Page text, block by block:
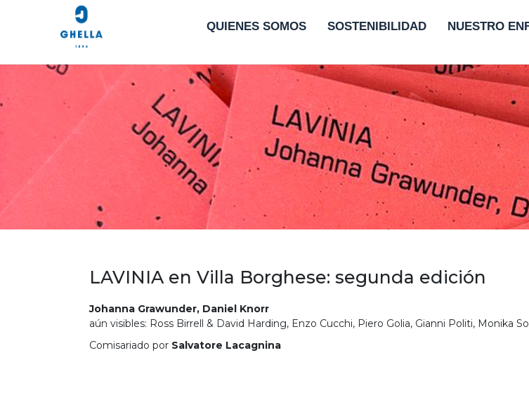
QUIENES SOMOS SOSTENIBILIDAD NUESTRO
LAVINIA en Villa Borghese: segunda edición
Johanna Grawunder, Daniel Knorr
aún visibles: Ross Birrell & David Harding, Enzo Cucchi, Piero Golia, Gianni Politi, Monika
Comisariado por Salvatore Lacagnina